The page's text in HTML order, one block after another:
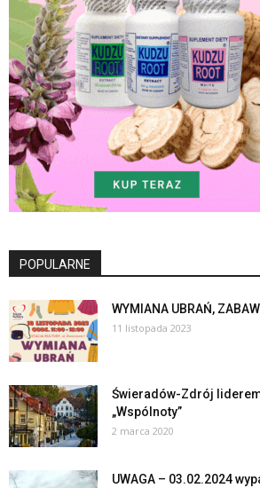
POPULARNE
WYMIANA UBRAŃ,
11 listopada 2023
Świeradów-Zdrój
„Wspólnoty”
2 marca 2020
UWAGA – 03.02.2024